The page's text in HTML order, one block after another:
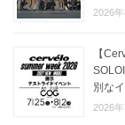
2026年
【
別な
2026年